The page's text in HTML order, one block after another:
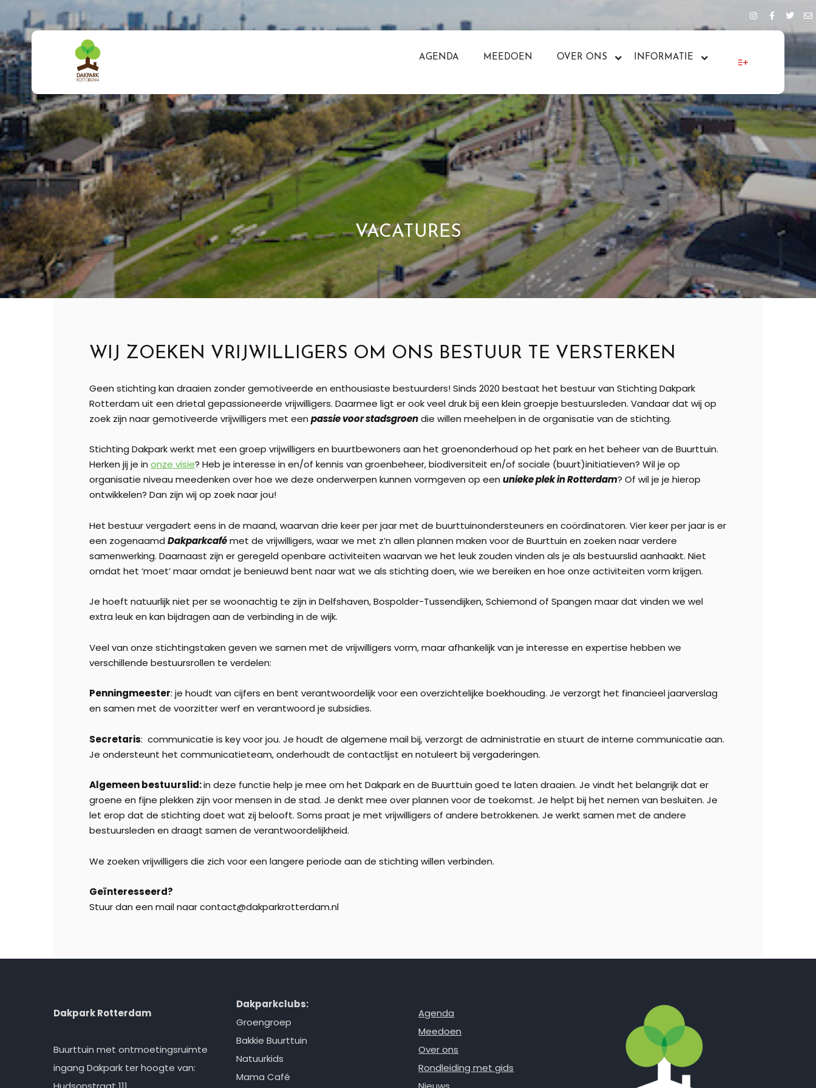
AGENDA MEEDOEN OVER ONS INFORMATIE
VACATURES
WIJ ZOEKEN VRIJWILLIGERS OM ONS BESTUUR TE VERSTERKEN
Geen stichting kan draaien zonder gemotiveerde en enthousiaste bestuurders! Sinds 2020 bestaat het bestuur van Stichting Dakpark
Rotterdam uit een drietal gepassioneerde vrijwilligers. Daarmee ligt er ook veel druk bij een klein groepje bestuursleden. Vandaar dat wij op
zoek zijn naar gemotiveerde vrijwilligers met een passie voor stadsgroendie willen meehelpen in de organisatie van de stichting.
Stichting Dakpark werkt met een groep vrijwilligers en buurtbewoners aan het groenonderhoud op het park en het beheer van de Buurttuin.
Herken jij je in onze visie? Heb je interesse in en/of kennis van groenbeheer, biodiversiteit en/of sociale (buurt)initiatieven? Wil je op
organisatie niveau meedenken over hoe we deze onderwerpen kunnen vormgeven op een unieke plek in Rotterdam? Of wil je je hierop
ontwikkelen? Dan zijn wij op zoek naar jou!
Het bestuur vergadert eens in de maand, waarvan drie keer per jaar met de buurttuinondersteuners en coördinatoren. Vier keer per jaar is er
een zogenaamd Dakparkcafémet de vrijwilligers, waar we met z’n allen plannen maken voor de Buurttuin en zoeken naar verdere
samenwerking. Daarnaast zijn er geregeld openbare activiteiten waarvan we het leuk zouden vinden als je als bestuurslid aanhaakt. Niet
omdat het ‘moet’ maar omdat je benieuwd bent naar wat we als stichting doen, wie we bereiken en hoe onze activiteiten vorm krijgen.
Je hoeft natuurlijk niet per se woonachtig te zijn in Delfshaven, Bospolder-Tussendijken, Schiemond of Spangen maar dat vinden we wel
extra leuk en kan bijdragen aan de verbinding in de wijk.
Veel van onze stichtingstaken geven we samen met de vrijwilligers vorm, maar afhankelijk van je interesse en expertise hebben we
verschillende bestuursrollen te verdelen:
Penningmeester: je houdt van cijfers en bent verantwoordelijk voor een overzichtelijke boekhouding. Je verzorgt het financieel jaarverslag
en samen met de voorzitter werf en verantwoord je subsidies.
Secretaris: communicatie is key voor jou. Je houdt de algemene mail bij, verzorgt de administratie en stuurt de interne communicatie aan.
Je ondersteunt het communicatieteam, onderhoudt de contactlijst en notuleert bij vergaderingen.
Algemeen bestuurslid:in deze functie help je mee om het Dakpark en de Buurttuin goed te laten draaien. Je vindt het belangrijk dat er
groene en fijne plekken zijn voor mensen in de stad. Je denkt mee over plannen voor de toekomst. Je helpt bij het nemen van besluiten. Je
let erop dat de stichting doet wat zij belooft. Soms praat je met vrijwilligers of andere betrokkenen. Je werkt samen met de andere
bestuursleden en draagt samen de verantwoordelijkheid.
We zoeken vrijwilligers die zich voor een langere periode aan de stichting willen verbinden.
Geïnteresseerd?
Stuur dan een mail naar contact@dakparkrotterdam.nl
Dakpark Rotterdam
Buurttuin met ontmoetingsruimte
ingang Dakpark ter hoogte van:
Dakparkclubs:
Groengroep
Bakkie Buurttuin
Natuurkids
Mama Café
Agenda
Meedoen
Over ons
Rondleiding met gids